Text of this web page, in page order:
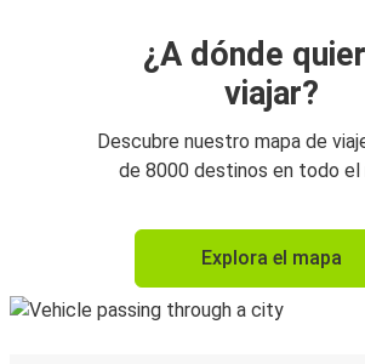
¿A dónde
viajar?
Descubre nuestro mapa de
de 8000 destinos en todo el
Explora el mapa